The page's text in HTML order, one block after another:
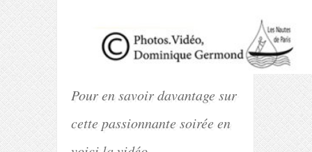
Pour en savoir davantage sur
cette passionnante soirée en